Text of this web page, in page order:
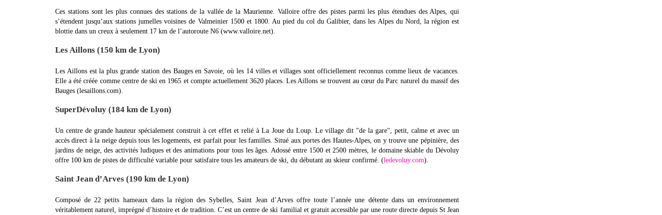
Ces stations sont les plus connues des stations de la vallée de la Maurienne. Valloire offre des pistes parmi les plus étendues des Alpes, qui
s’étendent jusqu’aux stations jumelles voisines de Valmeinier 1500 et 1800. Au pied du col du Galibier, dans les Alpes du Nord, la région est
blottie dans un creux à seulement 17 km de l’autoroute N6 (www.valloire.net).
Les Aillons (150 km de Lyon)
Les Aillons est la plus grande station des Bauges en Savoie, où les 14 villes et villages sont officiellement reconnus comme lieux de vacances.
Elle a été créée comme centre de ski en 1965 et compte actuellement 3620 places. Les Aillons se trouvent au cœur du Parc naturel du massif des
Bauges (lesaillons.com).
SuperDévoluy (184 km de Lyon)
Un centre de grande hauteur spécialement construit à cet effet et relié à La Joue du Loup. Le village dit "de la gare", petit, calme et avec un
accès direct à la neige depuis tous les logements, est parfait pour les familles. Situé aux portes des Hautes-Alpes, on y trouve une pépinière, des
jardins de neige, des activités ludiques et des animations pour tous les âges. Adossé entre 1500 et 2500 mètres, le domaine skiable du Dévoluy
offre 100 km de pistes de difficulté variable pour satisfaire tous les amateurs de ski, du débutant au skieur confirmé. (ledevoluy.com).
Saint Jean d’Arves (190 km de Lyon)
Composé de 22 petits hameaux dans la région des Sybelles, Saint Jean d’Arves offre toute l’année une détente dans un environnement
véritablement naturel, imprégné d’histoire et de tradition. C’est un centre de ski familial et gratuit accessible par une route directe depuis St Jean